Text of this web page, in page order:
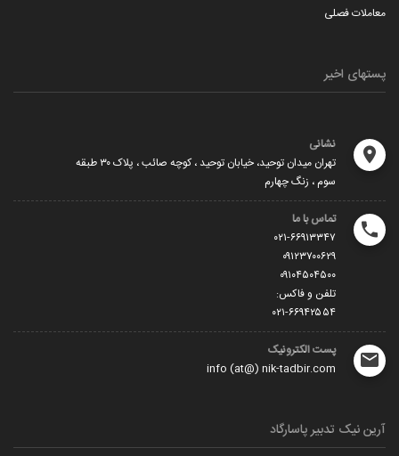
معاملات فصلی
پستهای اخیر
نشانی
تهران میدان توحید، خیابان توحید ، کوچه صائب ، پلاک ۳۰ طبقه
سوم ، زنگ چهارم
تماس با ما
۰۲۱-۶۶۹۱۳۳۴۷
۰۹۱۲۳۷۰۰۶۲۹
۰۹۱۰۴۵۰۴۵۰۰
تلفن و فاکس:
۰۲۱-۶۶۹۴۲۵۵۴
پست الکترونیک
info (at@) nik-tadbir.com
آرین نیک تدبیر پاسارگاد